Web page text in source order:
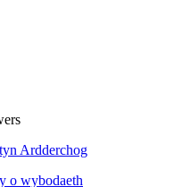
Ardderchog
o wybodaeth